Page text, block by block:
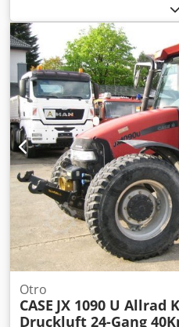
Fabricados en 2022. Schmedt
para encuadernar libros
para su funcionamiento. La
hojas para encuadernar en
Dcjdezdazbepfx Airjk Dos
ajuste suave del grosor del
bloque: 80 – 450 mm Ancho
Grosor del bloque: 2 – 80
aproximadamente 200 – 300
eléctrica: 230 V Peso: 300 kg
Schmedt PraForm 21-50:
libros con cortador de
Alemania. La máquina está
lista para la producción.
máximo: 420 x 520 x 100 mm
eléctrica: 230 V + aire
conjunto de dos máquinas.
Otro
CASE JX 1090 U Allrad
Druckluft 24-Gang